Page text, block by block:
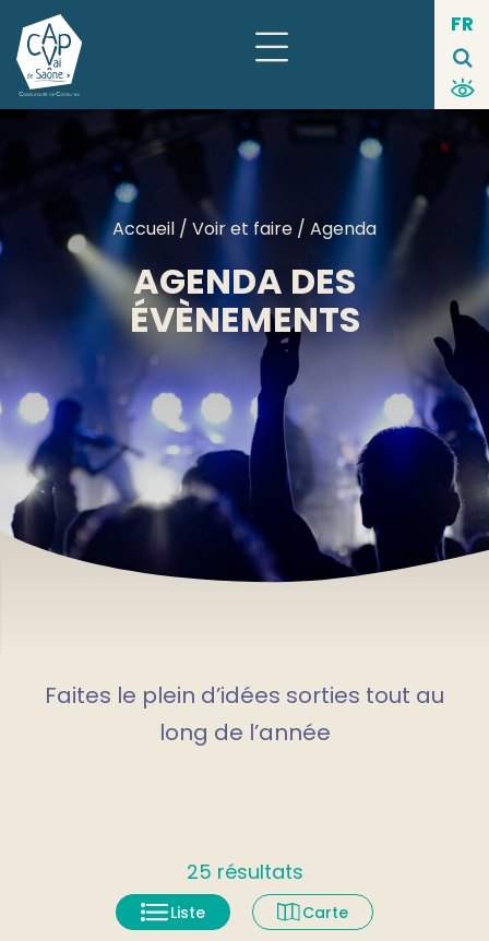
FR
Accueil / Voir et faire / Agenda
AGENDA DES
ÉVÈNEMENTS
Faites le plein d’idées sorties tout au
long de l’année
Liste Carte
25 résultats
Panneau de gestion des cookies